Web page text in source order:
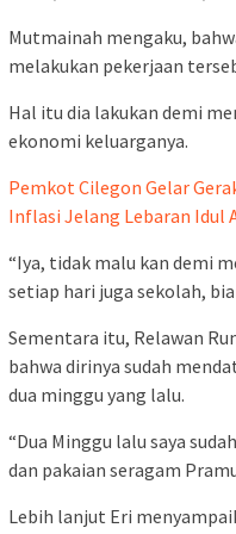
Mutmainah mengaku,
melakukan pekerjaan
Hal itu dia lakukan demi
ekonomi keluarganya.
Pemkot Cilegon Gelar
Inflasi Jelang Lebaran Idul
“Iya, tidak malu kan demi
setiap hari juga sekolah,
Sementara itu, Relawan
bahwa dirinya sudah
dua minggu yang lalu.
“Dua Minggu lalu saya
dan pakaian seragam
Lebih lanjut Eri